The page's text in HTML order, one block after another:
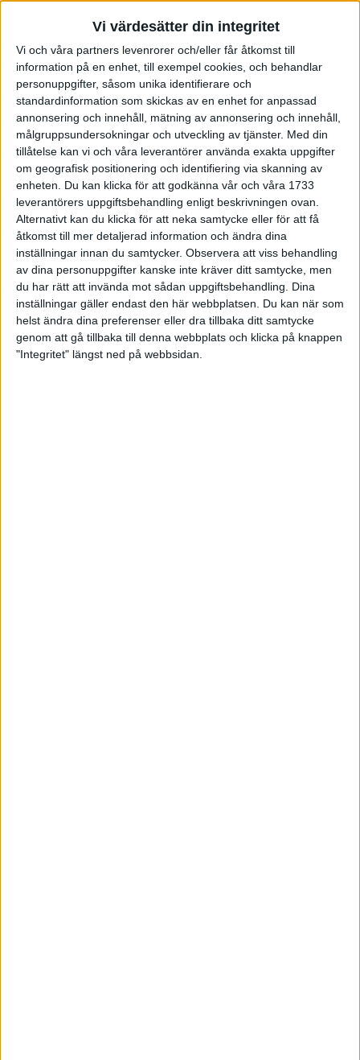
Vi värdesätter din integritet
Vi och våra partners levenrorer och/eller får åtkomst till
information på en enhet, till exempel cookies, och behandlar
personuppgifter, såsom unika identifierare och
standardinformation som skickas av en enhet for anpassad
annonsering och innehåll, mätning av annonsering och innehåll,
målgruppsundersokningar och utveckling av tjänster. Med din
tillåtelse kan vi och våra leverantörer använda exakta uppgifter
om geografisk positionering och identifiering via skanning av
enheten. Du kan klicka för att godkänna vår och våra 1733
leverantörers uppgiftsbehandling enligt beskrivningen ovan.
Alternativt kan du klicka för att neka samtycke eller för att få
åtkomst till mer detaljerad information och ändra dina
inställningar innan du samtycker. Observera att viss behandling
av dina personuppgifter kanske inte kräver ditt samtycke, men
du har rätt att invända mot sådan uppgiftsbehandling. Dina
inställningar gäller endast den här webbplatsen. Du kan när som
helst ändra dina preferenser eller dra tillbaka ditt samtycke
genom att gå tillbaka till denna webbplats och klicka på knappen
"Integritet" längst ned på webbsidan.